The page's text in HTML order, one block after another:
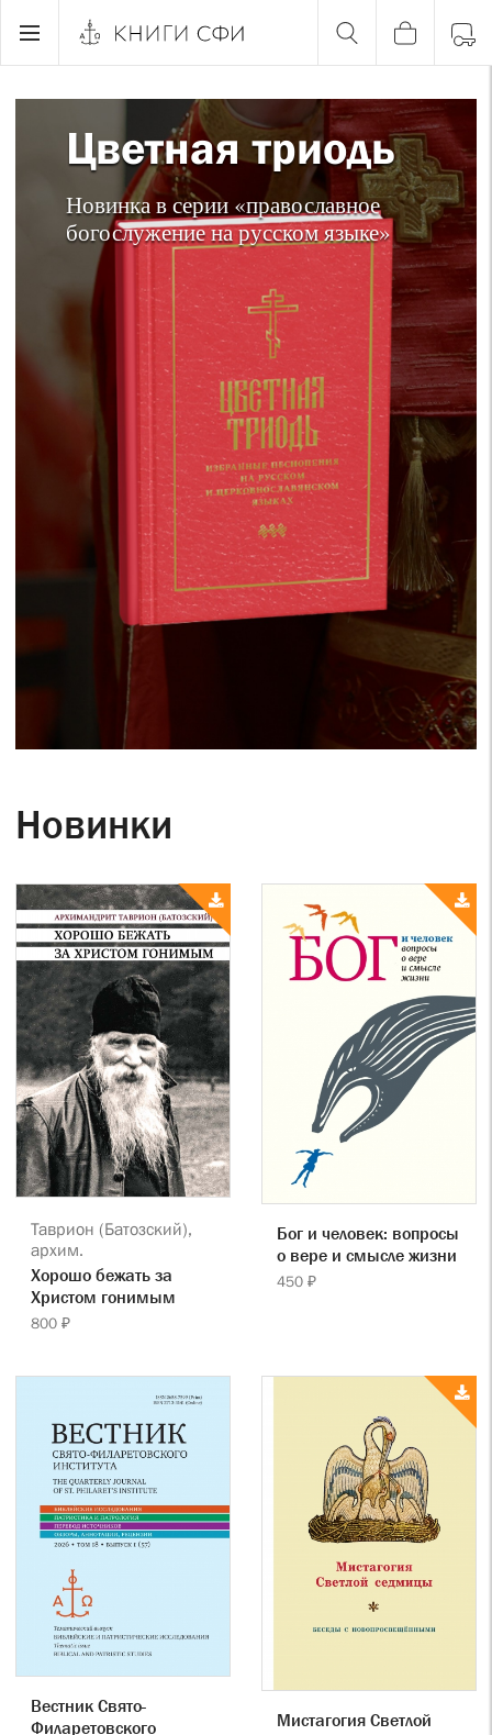
Цветная триодь
Новинка в серии «православное
богослужение на русском языке»
Новинки
Таврион (Батозский),
архим.
Хорошо бежать за
Христом гонимым
800 ₽
Бог и человек: вопросы
о вере и смысле жизни
450 ₽
Вестник Свято-
Филаретовского
Мистагогия Светлой